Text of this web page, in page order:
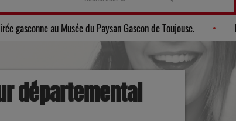
Gers: Une soirée gasconne au Musée du
départemental